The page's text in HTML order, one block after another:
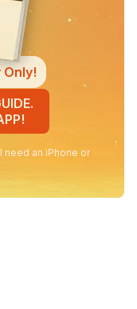
Only!
need an iPhone or